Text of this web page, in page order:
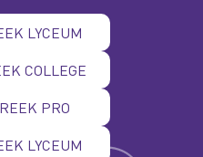
LYCEUM
COLLEGE
PRO
LYCEUM